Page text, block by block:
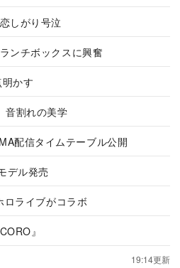
しがり号泣
ンチボックスに興奮
かす
音割れの美学
配信タイムテーブル公開
デル発売
ロライブがコラボ
』
19:14更新